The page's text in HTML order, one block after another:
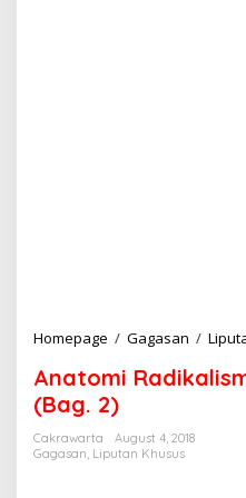
Homepage / Gagasan /
Anatomi
(Bag. 2)
Cakrawarta
August 4, 2018
Gagasan, Liputan Khusus